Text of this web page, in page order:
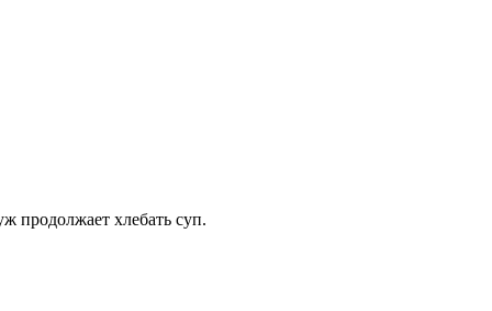
продолжает хлебать суп.